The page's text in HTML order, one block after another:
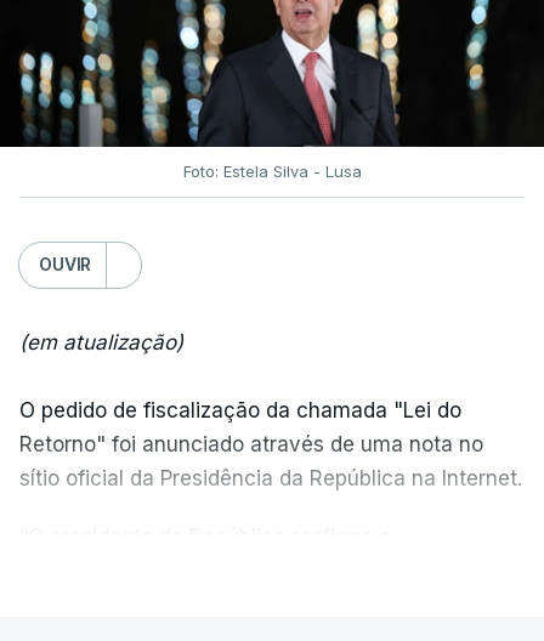
Foto: Estela Silva - Lusa
OUVIR
(em atualização)
O pedido de fiscalização da chamada "Lei do
Retorno" foi anunciado através de uma nota no
sítio oficial da Presidência da República na Internet.